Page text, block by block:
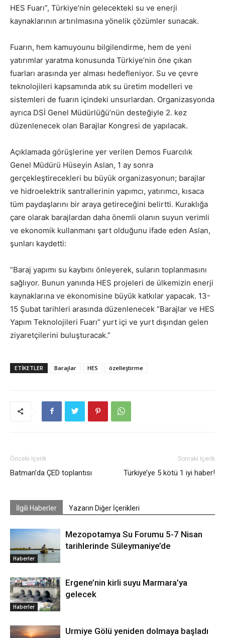
HES Fuarı”, Türkiye’nin gelecekteki su ve enerji
kaynaklarının artırılmasına yönelik çözümler sunacak.
Fuarın, hem kamuyounu bilgilendirme, hem de yeni
yatırımlar yaratma konusunda Türkiye’nin öne çıkan
fuarları arasında yer alması hedefleniyor. Su ve çevre
teknolojileri kapsamında atık su üretim modelleri ve
sistemleri de fuarın içindeki unsurlardan. Organizasyonda
ayrıca DSİ Genel Müdürlüğü’nün desteğiyle 2. kez
düzenlenecek olan Barajlar Kongresi de yapılacak.
Açıklamada görüşlerine yer verilen Demos Fuarcılık
Genel Müdürü Hüseyin Aslan, 1 ay sonra
gerçekleştirecekleri bu büyük organizasyonun; barajlar
ve hidroelektrik santrallerinin yapımcı, yatırımcı, kısaca
tüm paydaşlarını bir araya getireceğini belirtti. Kuraklığa
çare olarak barajlardan daha önemli olanın suyun verimli
ve ekonomik kullanmanı şart olduğunu ifade eden Aslan,
şunları kaydetti:
“Baraj yapımı su kaybını önleyerek, suların toplanmasını
sağlıyor. Bunun yanında HES projeleri de ülkemizin enerji
kaynaklarına ve ekonomisine büyük katkılar yapacak. 13-
15 Şubat tarihleri arasında düzenlenecek “Barajlar ve HES
Yapım Teknolojileri Fuarı” yurt içi ve yurt dışından gelen
ziyaretçilerini buluşturacak.”
ETIKETLER Barajlar HES özelleştirme
Önceki İçerik
Batman’da ÇED toplantısı
Sonraki İçerik
Türkiye’ye 5 kötü 1 iyi haber!
İlgili Haberler Yazarın Diğer İçerikleri
Haberler
Mezopotamya Su Forumu 5-7 Nisan
tarihlerinde Süleymaniye’de
Haberler
Ergene’nin kirli suyu Marmara’ya
gelecek
Urmiye Gölü yeniden dolmaya başladı